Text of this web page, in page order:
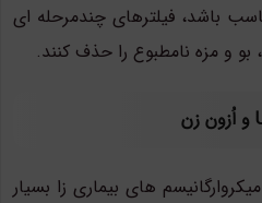
باشد، فیلترهای چندمرحله ای
و مزه نامطبوع را حذف کنند.
های بیماری زا بسیار